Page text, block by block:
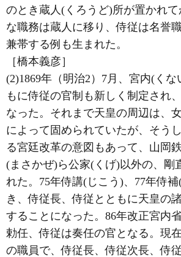
のとき蔵人(くろうど)所が置かれ
な職務は蔵人に移り、侍従は名誉
兼帯する例も生まれた。
［橋本義彦］
(2)1869年（明治2）7月、宮内(くな
もに侍従の官制も新しく制定され
なった。それまで天皇の周辺は、
によって固められていたが、そう
る宮廷改革の意図もあって、山岡
(まさかぜ)ら公家(くげ)以外の、剛
れた。75年侍講(じこう)、77年侍
き、侍従長、侍従とともに天皇の
することになった。86年改正宮内
勅任、侍従は奏任の官となる。現
の職員で、侍従長、侍従次長、侍